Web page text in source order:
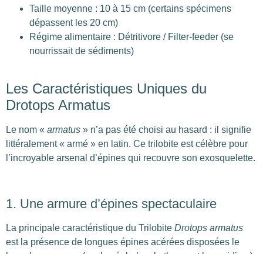
Taille moyenne : 10 à 15 cm (certains spécimens
dépassent les 20 cm)
Régime alimentaire : Détritivore / Filter-feeder (se
nourrissait de sédiments)
Les Caractéristiques Uniques du
Drotops Armatus
Le nom « armatus » n’a pas été choisi au hasard : il signifie
littéralement « armé » en latin. Ce trilobite est célèbre pour
l’incroyable arsenal d’épines qui recouvre son exosquelette.
1. Une armure d’épines spectaculaire
La principale caractéristique du Trilobite Drotops armatus
est la présence de longues épines acérées disposées le